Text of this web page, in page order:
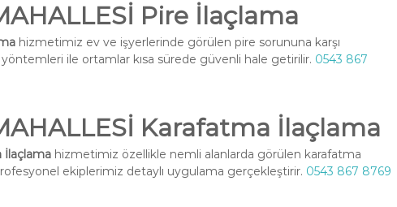
Pire İlaçlama
hizmetimiz ev ve işyerlerinde görülen pire sorununa karşı
ile ortamlar kısa sürede güvenli hale getirilir. 0543 867
Karafatma İlaçlama
İlaçlama hizmetimiz özellikle nemli alanlarda görülen karafatma
ekiplerimiz detaylı uygulama gerçekleştirir. 0543 867 8769